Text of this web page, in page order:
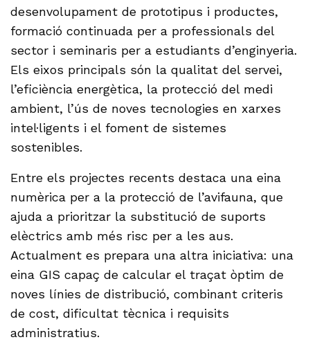
desenvolupament de prototipus i productes,
formació continuada per a professionals del
sector i seminaris per a estudiants d’enginyeria.
Els eixos principals són la qualitat del servei,
l’eficiència energètica, la protecció del medi
ambient, l’ús de noves tecnologies en xarxes
intel·ligents i el foment de sistemes
sostenibles.
Entre els projectes recents destaca una eina
numèrica per a la protecció de l’avifauna, que
ajuda a prioritzar la substitució de suports
elèctrics amb més risc per a les aus.
Actualment es prepara una altra iniciativa: una
eina GIS capaç de calcular el traçat òptim de
noves línies de distribució, combinant criteris
de cost, dificultat tècnica i requisits
administratius.